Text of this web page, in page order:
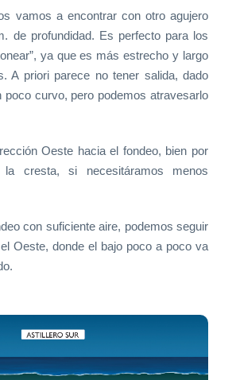
vamos a encontrar con otro agujero
de profundidad. Es perfecto para los
ya que es más estrecho y largo
A priori parece no tener salida, dado
poco curvo, pero podemos atravesarlo
Oeste hacia el fondeo, bien por
cresta, si necesitáramos menos
con suficiente aire, podemos seguir
Oeste, donde el bajo poco a poco va